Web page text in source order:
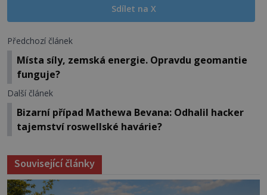
Sdílet na X
Předchozí článek
Místa síly, zemská energie. Opravdu geomantie
funguje?
Další článek
Bizarní případ Mathewa Bevana: Odhalil hacker
tajemství roswellské havárie?
Související články